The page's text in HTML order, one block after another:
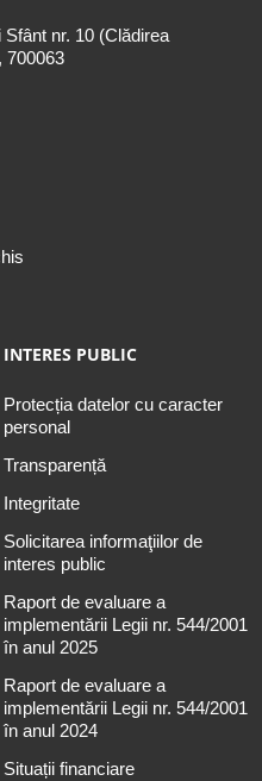
nr. 10 (Clădirea
700063
INTERES PUBLIC
Protecția datelor cu caracter
personal
Transparență
Integritate
Solicitarea informaţiilor de
interes public
Raport de evaluare a
implementării Legii nr. 544/2001
în anul 2025
Raport de evaluare a
implementării Legii nr. 544/2001
în anul 2024
Situații financiare